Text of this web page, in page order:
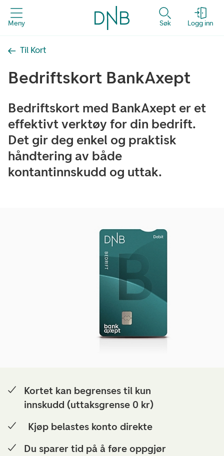
Meny Søk Logg inn
Til Kort
Bedriftskort BankAxept
Bedriftskort med BankAxept er et
effektivt verktøy for din bedrift.
Det gir deg enkel og praktisk
håndtering av både
kontantinnskudd og uttak.
Kortet kan begrenses til kun
innskudd (uttaksgrense 0 kr)
Kjøp belastes konto direkte
Du sparer tid på å føre oppgjør